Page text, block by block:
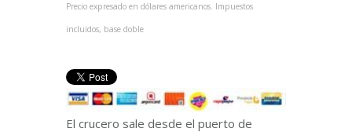
Precio expresado en dólares americanos. Impuestos
incluidos, base doble
El crucero sale desde el puerto de